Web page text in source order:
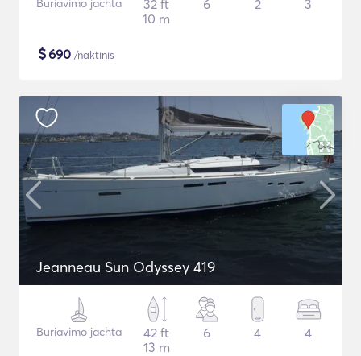
Buriavimo jachta
32 ft
10 m
6 2 3
$690 /naktinis
Jeanneau Sun Odyssey 419
Buriavimo jachta
42 ft
13 m
6 4 4